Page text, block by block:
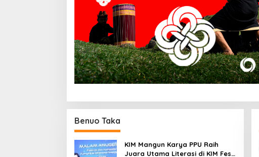
Benuo Taka
KIM Mangun Karya PPU Raih
Juara Utama Literasi di KIM Fest